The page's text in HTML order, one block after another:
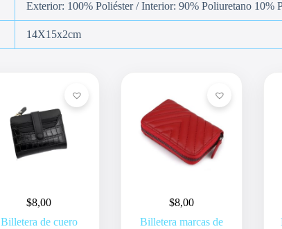
Exterior: 100% Poliéster / Interior: 90% Poliuretano 10%
14X15x2cm
$8,00
Billetera de cuero
$8,00
Billetera marcas de